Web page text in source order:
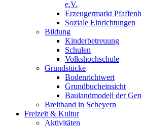
e.V.
Erzeugermarkt
Soziale Einrichtungen
Bildung
Kinderbetreuung
Schulen
Volkshochschule
Grundstücke
Bodenrichtwert
Grundbucheinsicht
Baulandmodell der
Breitband in Scheyern
Freizeit & Kultur
Aktivitäten